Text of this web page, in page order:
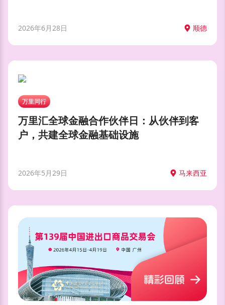
2026年6月28日 顺德
万里同行
万里汇全球金融合作伙伴日：从伙伴到客
户，共建全球金融基础设施
2026年5月29日 马来西亚